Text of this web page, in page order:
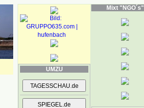
UMZU
Mixt "NGO´s"